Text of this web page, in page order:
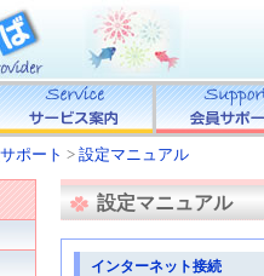
ポート > 設定マニュアル
設定マニュアル
インターネット接続